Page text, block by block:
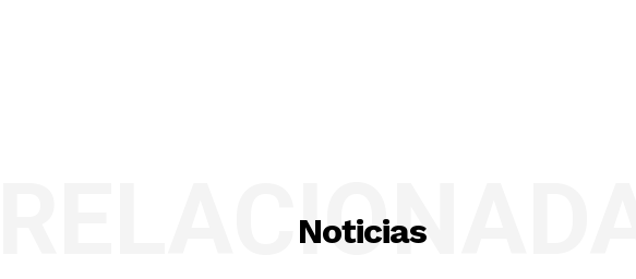
Noticias